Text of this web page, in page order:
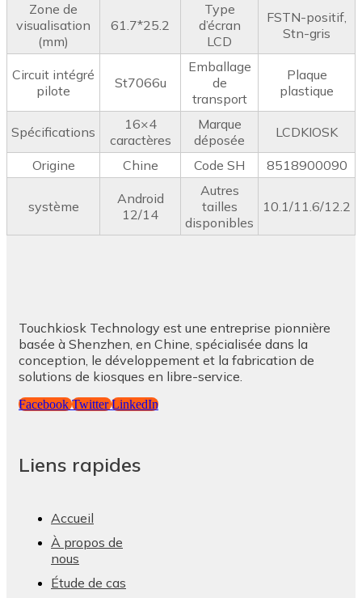
Zone de
visualisation
(mm)
61.7*25.2
Type
d’écran
LCD
FSTN-positif,
Stn-gris
Circuit intégré
pilote
St7066u
Emballage
de
transport
Plaque
plastique
Spécifications
16×4
caractères
Marque
déposée
LCDKIOSK
Origine Chine Code SH 8518900090
système
Android
12/14
Autres
tailles
disponibles
10.1/11.6/12.2
Touchkiosk Technology est une entreprise pionnière
basée à Shenzhen, en Chine, spécialisée dans la
conception, le développement et la fabrication de
solutions de kiosques en libre-service.
Facebook Twitter LinkedIn
Liens rapides
Accueil
À propos de
nous
Étude de cas